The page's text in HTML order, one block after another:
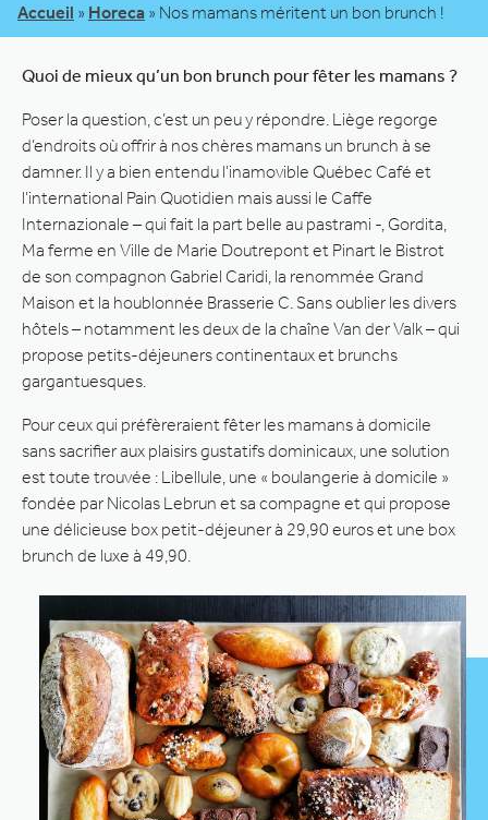
Accueil » Horeca » Nos mamans méritent un bon brunch !
Quoi de mieux qu’un bon brunch pour fêter les mamans ?
Poser la question, c’est un peu y répondre. Liège regorge
d’endroits où offrir à nos chères mamans un brunch à se
damner. Il y a bien entendu l’inamovible Québec Café et
l’international Pain Quotidien mais aussi le Caffe
Internazionale – qui fait la part belle au pastrami -, Gordita,
Ma ferme en Ville de Marie Doutrepont et Pinart le Bistrot
de son compagnon Gabriel Caridi, la renommée Grand
Maison et la houblonnée Brasserie C. Sans oublier les divers
hôtels – notamment les deux de la chaîne Van der Valk – qui
propose petits-déjeuners continentaux et brunchs
gargantuesques.
Pour ceux qui préfèreraient fêter les mamans à domicile
sans sacrifier aux plaisirs gustatifs dominicaux, une solution
est toute trouvée : Libellule, une « boulangerie à domicile »
fondée par Nicolas Lebrun et sa compagne et qui propose
une délicieuse box petit-déjeuner à 29,90 euros et une box
brunch de luxe à 49,90.